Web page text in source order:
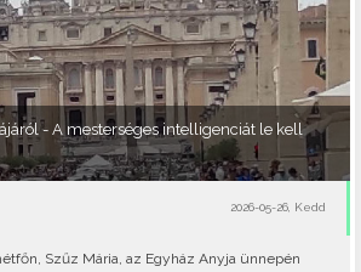
- A mesterséges intelligenciát le kell
2026-05-26, Kedd
Szűz Mária, az Egyház Anyja ünnepén